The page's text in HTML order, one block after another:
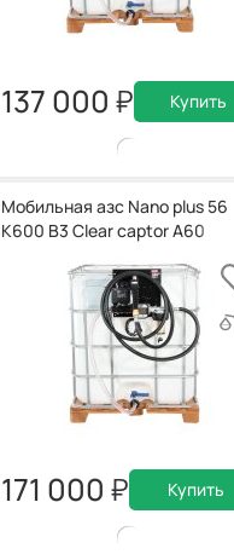
137 000 Купить
Мобильная азс Nano plus 56
K600 B3 Clear captor A60
171 000 Купить